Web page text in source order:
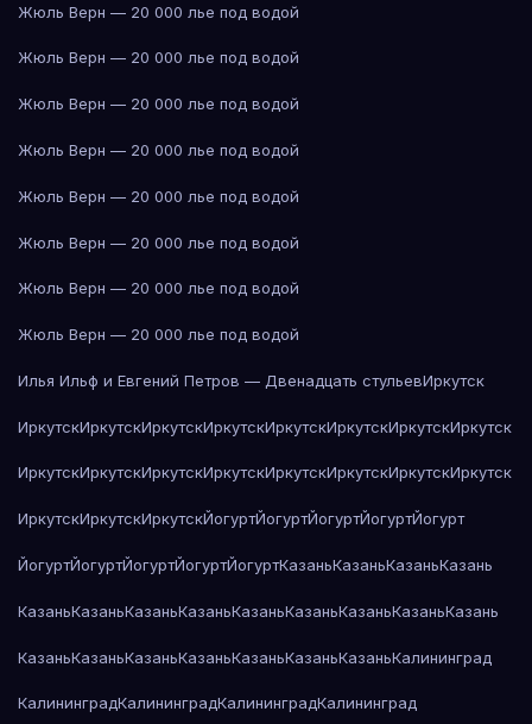
Жюль Верн — 20 000 лье под водой
Жюль Верн — 20 000 лье под водой
Жюль Верн — 20 000 лье под водой
Жюль Верн — 20 000 лье под водой
Жюль Верн — 20 000 лье под водой
Жюль Верн — 20 000 лье под водой
Жюль Верн — 20 000 лье под водой
Жюль Верн — 20 000 лье под водой
Илья Ильф и Евгений Петров — Двенадцать стульевИркутск
ИркутскИркутскИркутскИркутскИркутскИркутскИркутскИркутск
ИркутскИркутскИркутскИркутскИркутскИркутскИркутскИркутск
ИркутскИркутскИркутскЙогуртЙогуртЙогуртЙогуртЙогурт
ЙогуртЙогуртЙогуртЙогуртЙогуртКазаньКазаньКазаньКазань
КазаньКазаньКазаньКазаньКазаньКазаньКазаньКазаньКазань
КазаньКазаньКазаньКазаньКазаньКазаньКазаньКалининград
КалининградКалининградКалининградКалининград